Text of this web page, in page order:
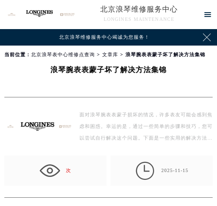
北京浪琴维修服务中心
LONGINES MAINTENANCE

北京浪琴维修服务中心竭诚为您服务！ 
当前位置： 北京浪琴表中心维修点查询 > 文章库 > 浪琴腕表表蒙子坏了解决方法集锦
浪琴腕表表蒙子坏了解决方法集锦
面对浪琴腕表表蒙子损坏的情况，许多表友可能会感到焦
虑和困惑。幸运的是，通过一些简单的步骤和技巧，您可
以尝试自行解决这个问题。下面是一些实用的解决方法…
次  2025-11-15